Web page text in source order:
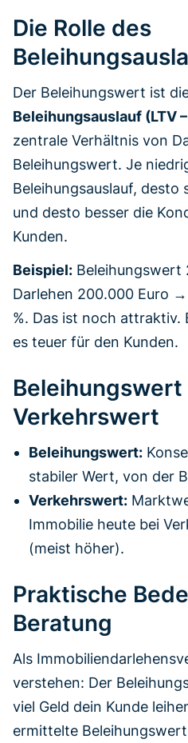
Die Rolle des
Der Beleihungswert ist
Beleihungsauslauf (LTV
zentrale Verhältnis von
Beleihungswert. Je
Beleihungsauslauf, desto
und desto besser die
Kunden.
Beispiel: Beleihungswert
Darlehen 200.000 Euro
%. Das ist noch attraktiv.
es teuer für den Kunden.
Beleihungswert
Verkehrswert
Beleihungswert:
stabiler Wert, von der
Verkehrswert:
Immobilie heute bei
(meist höher).
Praktische
Beratung
Als
verstehen: Der
viel Geld dein Kunde
ermittelte